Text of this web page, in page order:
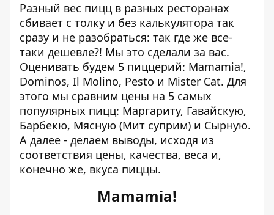
Разный вес пицц в разных ресторанах
сбивает с толку и без калькулятора так
сразу и не разобраться: так где же все-
таки дешевле?! Мы это сделали за вас.
Оценивать будем 5 пиццерий: Mamamia!,
Dominos, Il Molino, Pesto и Mister Cat. Для
этого мы сравним цены на 5 самых
популярных пицц: Маргариту, Гавайскую,
Барбекю, Мясную (Мит суприм) и Сырную.
А далее - делаем выводы, исходя из
соответствия цены, качества, веса и,
конечно же, вкуса пиццы.
Mamamia!